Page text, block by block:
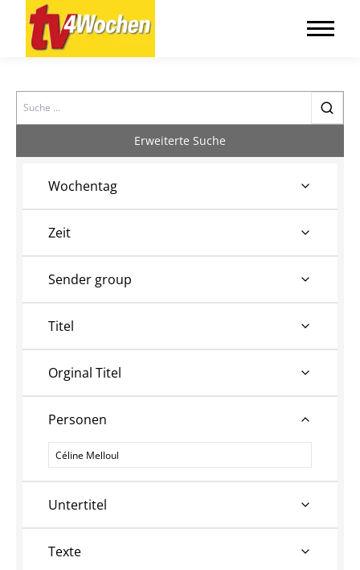
Search
Erweiterte Suche
Wochentag
Zeit
Sender group
Titel
Orginal Titel
Personen
Personen
Untertitel
Texte